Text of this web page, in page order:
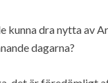
kunna dra nytta av
dagarna?